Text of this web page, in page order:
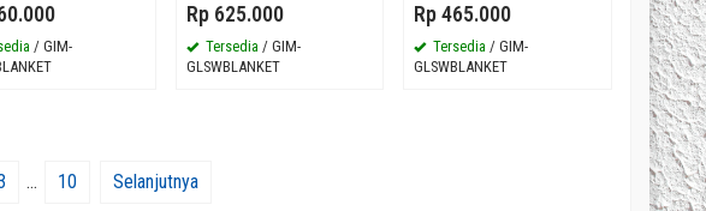
/ GIM-
Rp 625.000
Tersedia / GIM-
GLSWBLANKET
Rp 465.000
Tersedia / GIM-
GLSWBLANKET
… 10 Selanjutnya